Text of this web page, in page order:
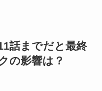
話までだと最終
の影響は？